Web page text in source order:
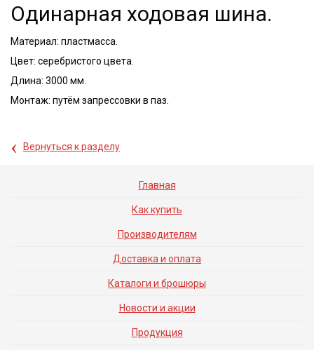
Одинарная ходовая шина.
Материал: пластмасса.
Цвет: серебристого цвета.
Длина: 3000 мм.
Монтаж: путём запрессовки в паз.
‹ Вернуться к разделу
Главная
Как купить
Производителям
Доставка и оплата
Каталоги и брошюры
Новости и акции
Продукция